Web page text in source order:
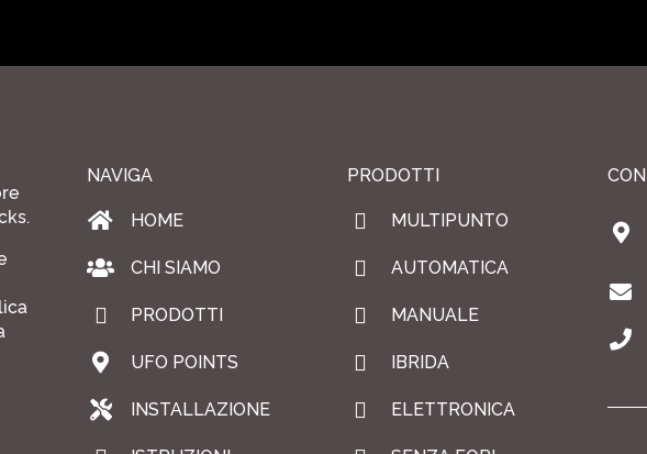
NAVIGA
HOME
CHI SIAMO
PRODOTTI
UFO POINTS
INSTALLAZIONE
PRODOTTI
MULTIPUNTO
AUTOMATICA
MANUALE
IBRIDA
ELETTRONICA